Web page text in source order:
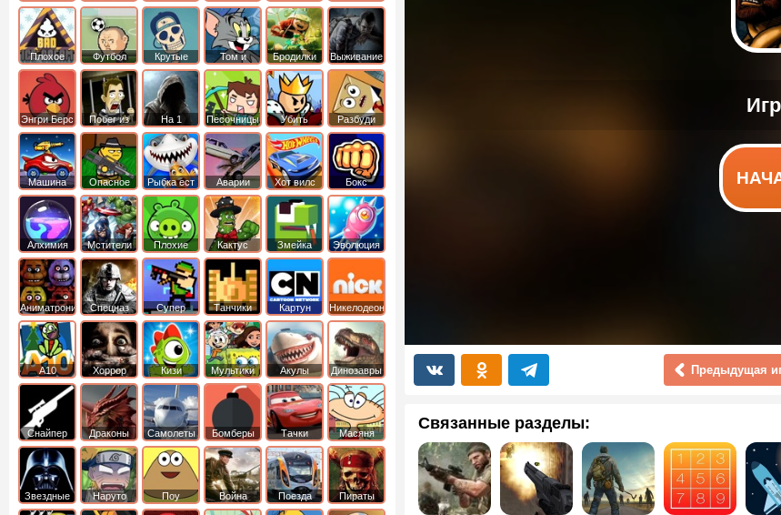
Предыдущая
Связанные разделы:
боб
динозавры
обезьянка
Плохое
мороженое
Футбол
головами
Крутые
Том и
джерри
Бродилки
Приключения
Выживание
Энгри Берс
Побег из
тюрьмы
На 1 Песочницы
Убить
короля
Разбуди
коробку
Машина
ест
машину
Опасное
оружие
Рыбка ест
рыбку
Аварии
машин
Хот вилс Бокс
Алхимия Мстители
Плохие
свинки
Кактус
маккой
Змейка Эволюция
Аниматроники Спецназ
Супер
бойцы
Танчики
Картун
нетворк
Никелодеон
А10 Хоррор Кизи Мультики Акулы Динозавры
Снайпер Драконы Самолеты Бомберы Тачки Масяня
Звездные
войны
Наруто Поу Война Поезда
Пираты
Карибского